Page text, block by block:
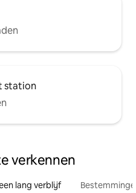
station
verkennen
lang verblijf